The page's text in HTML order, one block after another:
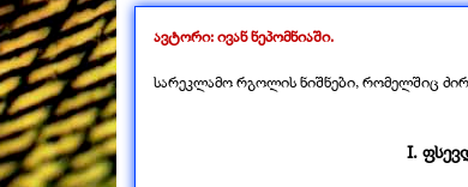
ავტორი: ივან ნეპომნიაში.
სარეკლამო რგოლის ნიშნები, რომელშიც
I.